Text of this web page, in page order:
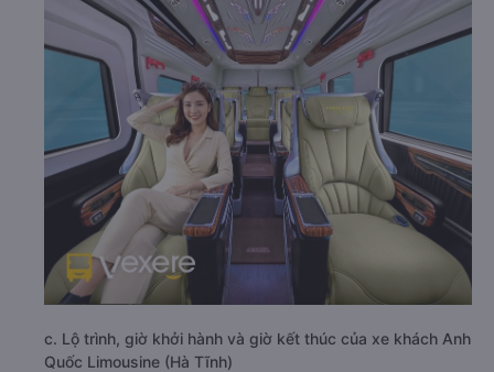
c. Lộ trình, giờ khởi hành và giờ kết thúc của xe khách Anh
Quốc Limousine (Hà Tĩnh)